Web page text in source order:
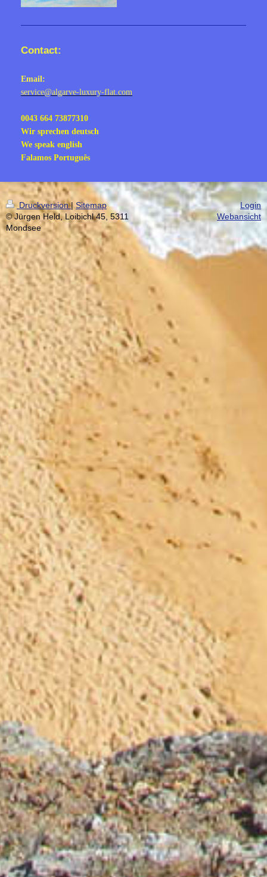
Contact:
Email:
service@algarve-luxury-flat.com
0043 664 73877310
Wir sprechen deutsch
We speak english
Falamos Português
Druckversion| Sitemap
© Jürgen Held, Loibichl 45, 5311
Mondsee
Login
Webansicht